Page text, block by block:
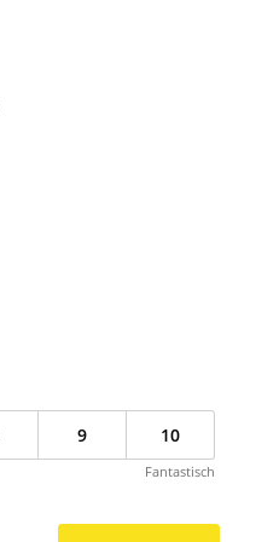
9 10
Fantastisch